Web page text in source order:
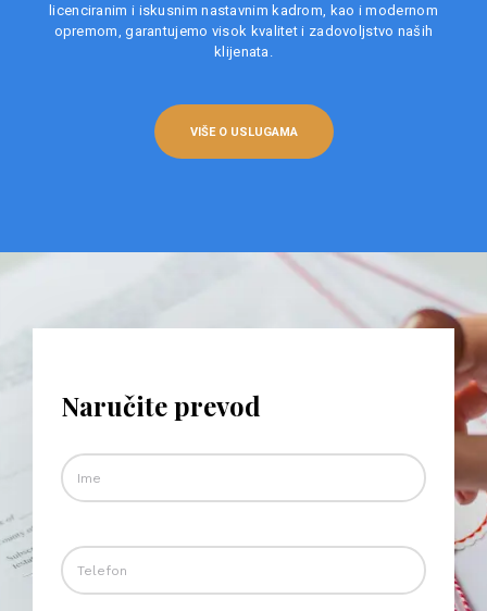
licenciranim i iskusnim nastavnim kadrom, kao i modernom
opremom, garantujemo visok kvalitet i zadovoljstvo naših
klijenata.
VIŠE O USLUGAMA
Naručite prevod